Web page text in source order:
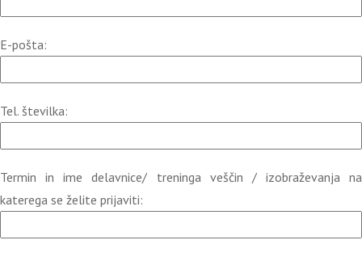
E-pošta:
Tel. številka:
Termin in ime delavnice/ treninga veščin / izobraževanja na
katerega se želite prijaviti: